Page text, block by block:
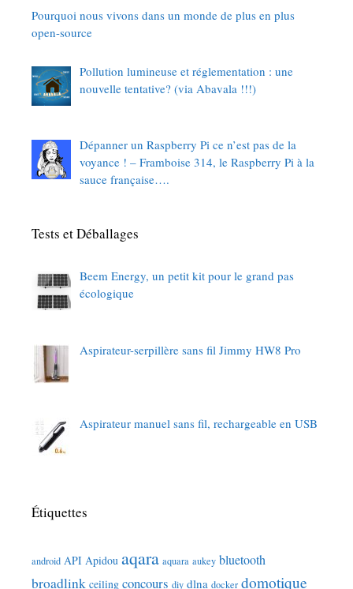
Pourquoi nous vivons dans un monde de plus en plus
open-source
Pollution lumineuse et réglementation : une
nouvelle tentative? (via Abavala !!!)
Dépanner un Raspberry Pi ce n’est pas de la
voyance ! – Framboise 314, le Raspberry Pi à la
sauce française….
Tests et Déballages
Beem Energy, un petit kit pour le grand pas
écologique
Aspirateur-serpillère sans fil Jimmy HW8 Pro
Aspirateur manuel sans fil, rechargeable en USB
Étiquettes
android API Apidou aqara aquara aukey bluetooth
broadlink ceiling concours diy dlna docker domotique